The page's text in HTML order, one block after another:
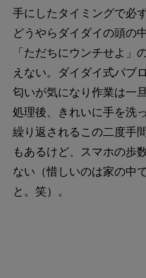
手にしたタイミングで必
どうやらダイダイの頭の
「ただちにウンチせよ」
えない。ダイダイ式パブ
匂いが気になり作業は一
処理後、きれいに手を洗
繰り返されるこの二度手
もあるけど、スマホの歩
ない（惜しいのは家の中
と。笑）。